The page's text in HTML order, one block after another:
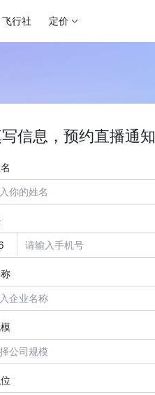
飞行社 定价
信息，预约直播通知
公司规模